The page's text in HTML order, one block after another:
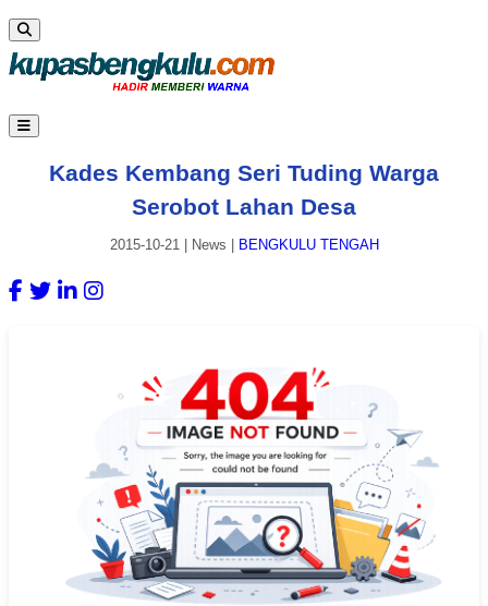
Kades Kembang Seri Tuding Warga
Serobot Lahan Desa
2015-10-21| News BENGKULU TENGAH